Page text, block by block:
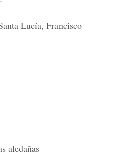
Lucía, Francisco
aledañas